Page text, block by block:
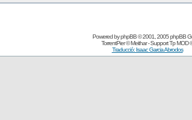
Powered byphpBB© 2001, 2005 phpBB
TorrentPier© Meithar - SupportTp MOD
Traducció: Isaac Garcia Abrodos